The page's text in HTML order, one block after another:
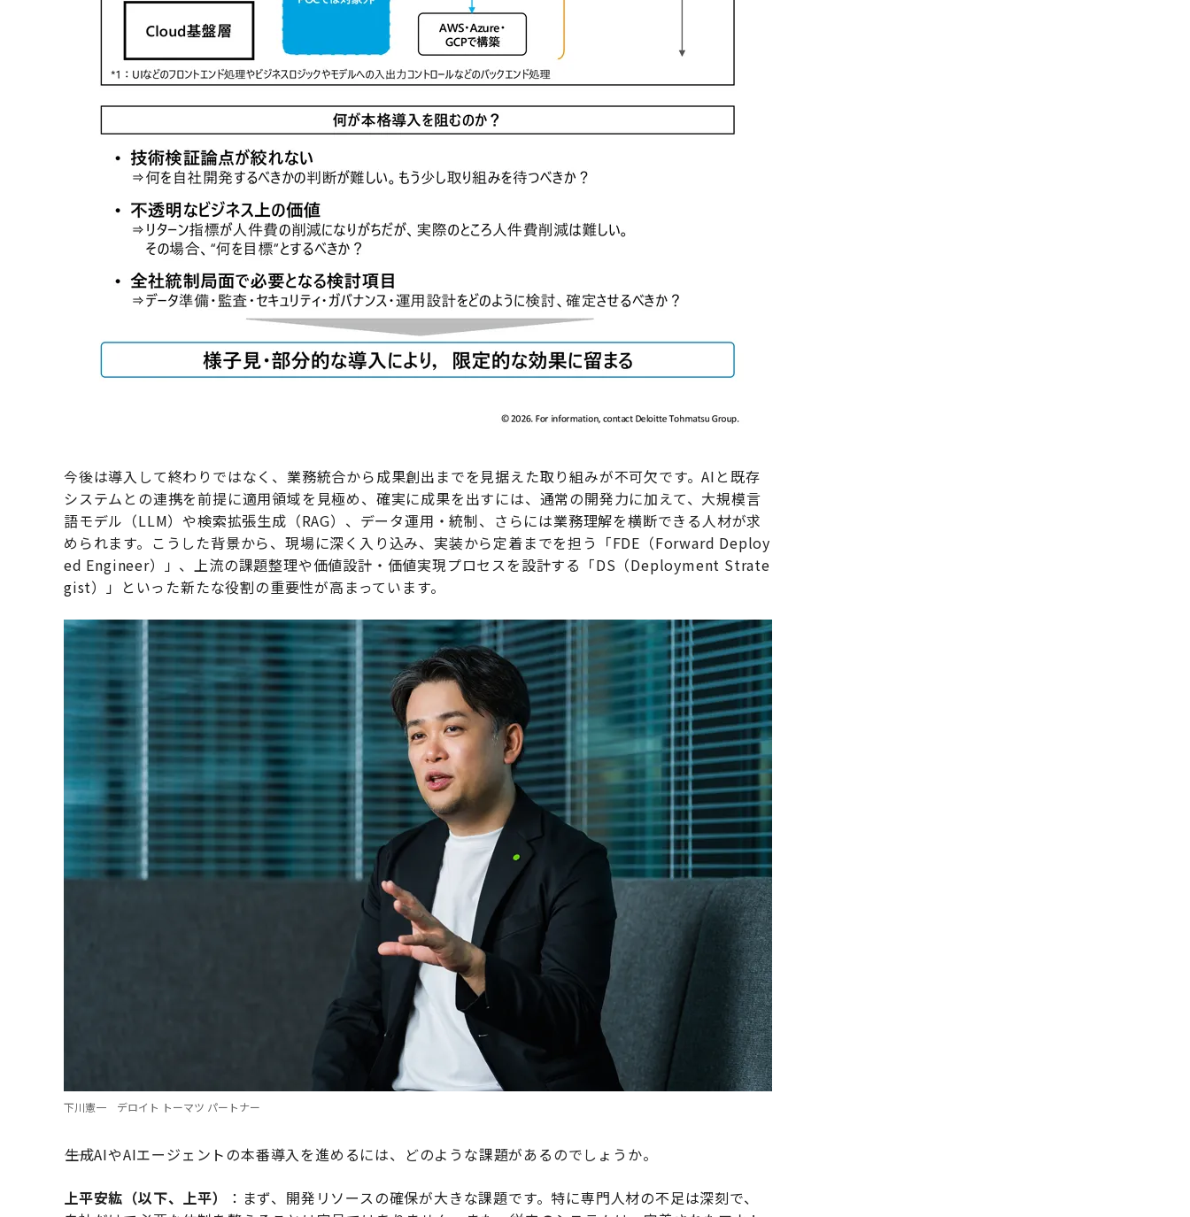
今後は導入して終わりではなく、業務統合から成果創出までを見据えた取り組みが不可欠です。AIと既存
システムとの連携を前提に適用領域を見極め、確実に成果を出すには、通常の開発力に加えて、大規模言
語モデル（LLM）や検索拡張生成（RAG）、データ運用・統制、さらには業務理解を横断できる人材が求
められます。こうした背景から、現場に深く入り込み、実装から定着までを担う「FDE（Forward Deploy
ed Engineer）」、上流の課題整理や価値設計・価値実現プロセスを設計する「DS（Deployment Strate
gist）」といった新たな役割の重要性が高まっています。
下川憲一 デロイト トーマツ パートナー
――生成AIやAIエージェントの本番導入を進めるには、どのような課題があるのでしょうか。
上平安紘（以下、上平）
：まず、開発リソースの確保が大きな課題です。特に専門人材の不足は深刻で、